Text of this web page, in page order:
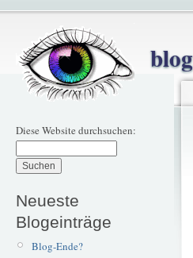
Diese Website durchsuchen:
Neueste
Blogeinträge
Blog-Ende?